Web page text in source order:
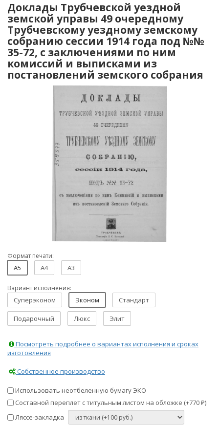
Доклады Трубчевской уездной
земской управы 49 очередному
Трубчевскому уездному земскому
собранию сессии 1914 года под №№
35-72, с заключениями по ним
комиссий и выписками из
постановлений земского собрания
Формат печати:
A5 A4 A3
Вариант исполнения:
Суперэконом Эконом Стандарт
Подарочный Люкс Элит
Посмотреть подробнее о вариантах исполнения и сроках
изготовления
Собственное производство
Использовать неотбеленную бумагу ЭКО
Составной переплет с титульным листом на обложке (+770 ₽)
Ляссе-закладка